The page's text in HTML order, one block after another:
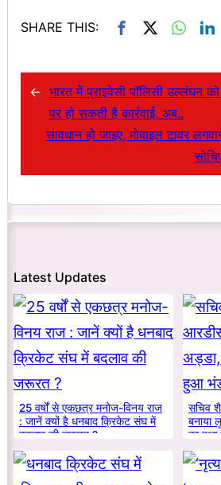
SHARE THIS:
← भारत में प्राइवेसी पॉलिसी उल्लंघन
पर हो सकती है कार्रवाई, अब..
सावधान हो जाइए, मोबाइल टावर
Latest Updates
25 वर्षों से एकछत्र मनोज-विनय राज
: जानें क्यों है धनबाद क्रिकेट संघ में
बदलाव की जरूरत ?
सचिव
बनाया
का हुआ